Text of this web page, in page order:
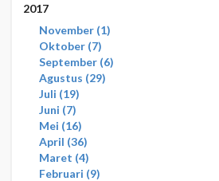
2017
November 1
Oktober 7
September 6
Agustus 29
Juli 19
Juni 7
Mei 16
April 36
Maret 4
Februari 9